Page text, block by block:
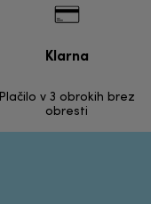
Klarna
Plačilo v 3 obrokih brez
obresti